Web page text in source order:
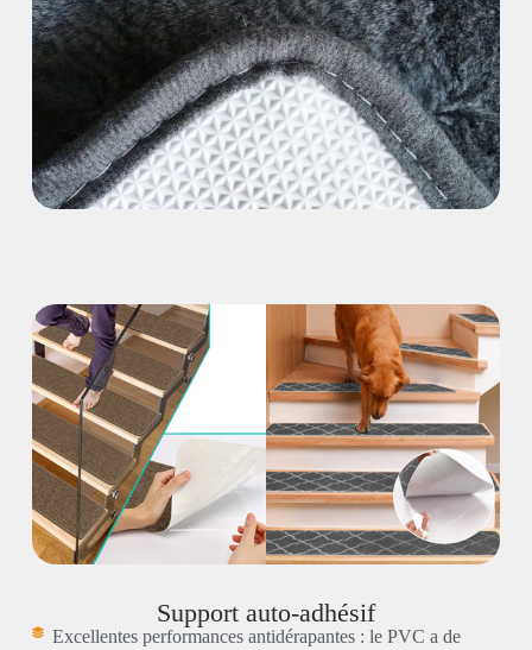
Support auto-adhésif
Excellentes performances antidérapantes : le PVC a de